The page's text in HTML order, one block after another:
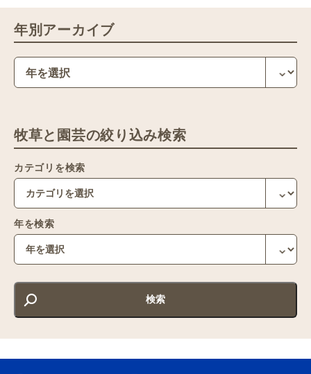
年別アーカイブ
牧草と園芸の絞り込み検索
カテゴリを検索
年を検索